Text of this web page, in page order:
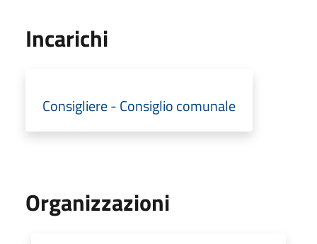
Incarichi
Consigliere - Consiglio comunale
Organizzazioni